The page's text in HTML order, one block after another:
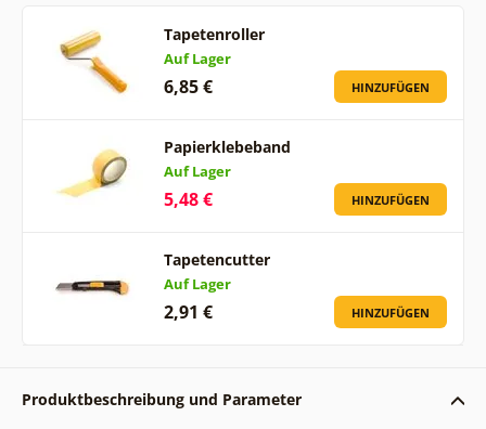
Tapetenroller
Auf Lager
6,85 € HINZUFÜGEN
Papierklebeband
Auf Lager
5,48 € HINZUFÜGEN
Tapetencutter
Auf Lager
2,91 € HINZUFÜGEN
Produktbeschreibung und Parameter